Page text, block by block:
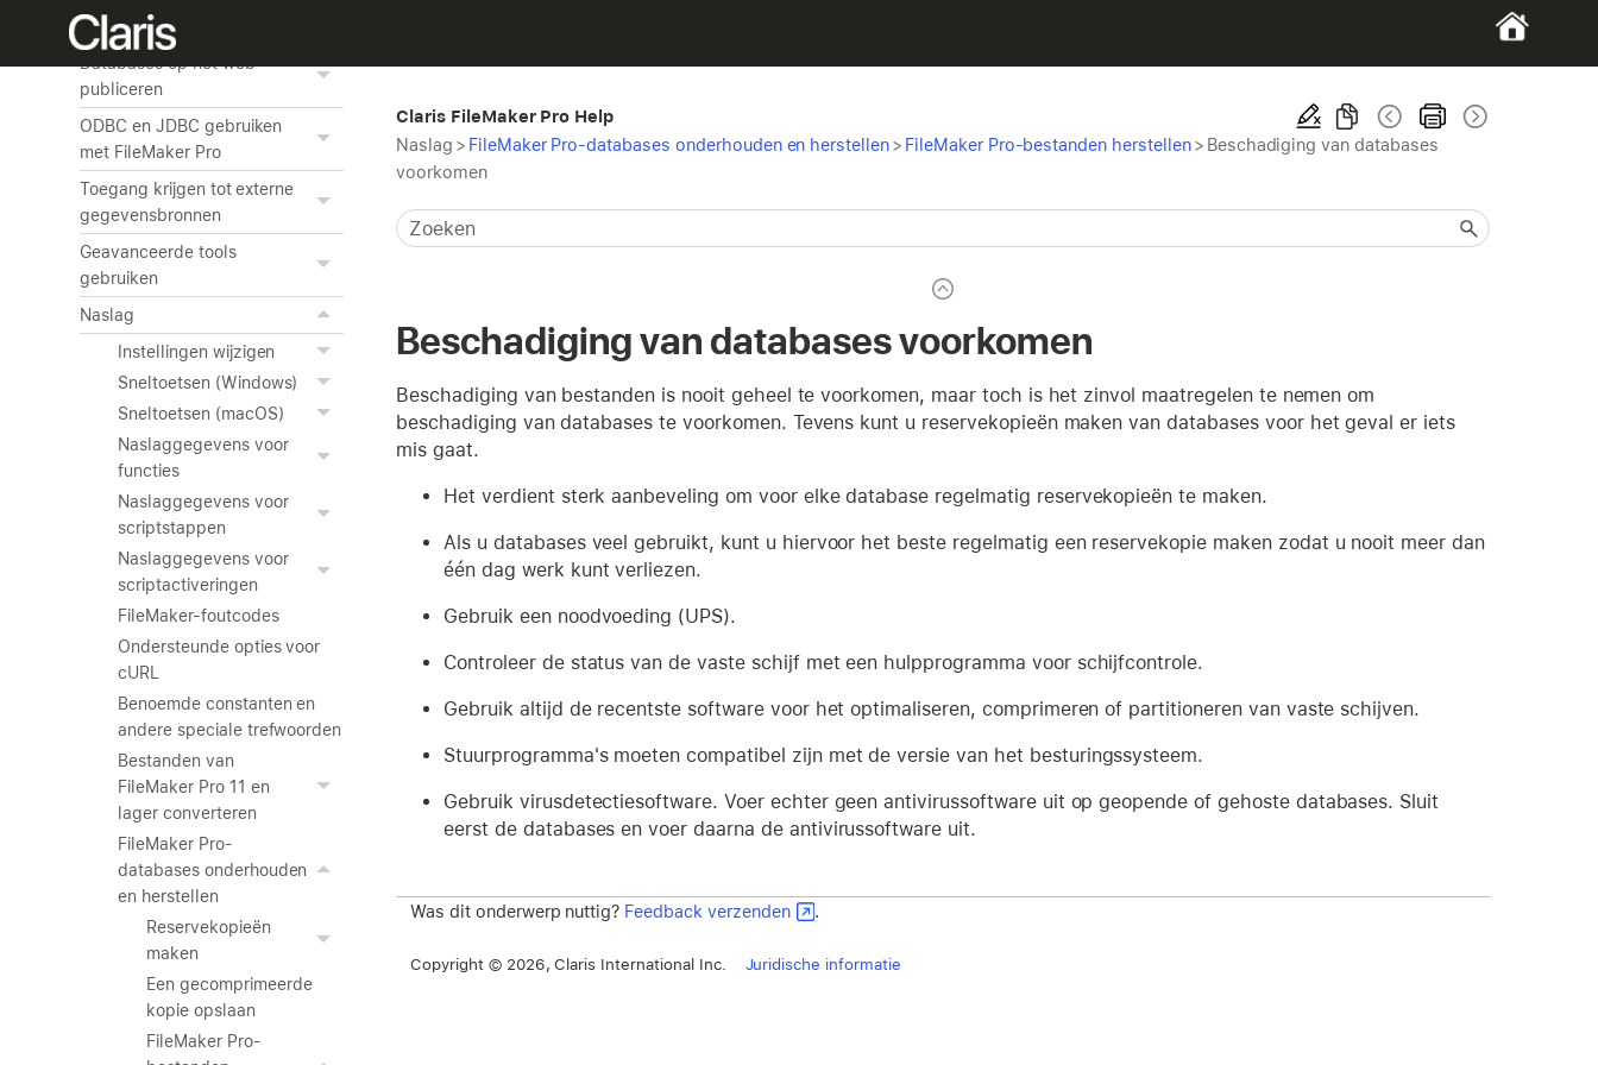
importeren en exporteren
Databases op het web
publiceren
ODBC en JDBC gebruiken
met FileMaker Pro
Toegang krijgen tot externe
gegevensbronnen
Geavanceerde tools
gebruiken
Naslag
Instellingen wijzigen
Sneltoetsen (Windows)
Sneltoetsen (macOS)
Naslaggegevens voor
functies
Naslaggegevens voor
scriptstappen
Naslaggegevens voor
scriptactiveringen
FileMaker-foutcodes
Ondersteunde opties voor
cURL
Benoemde constanten en
andere speciale trefwoorden
Bestanden van
FileMaker Pro 11 en
lager converteren
FileMaker Pro-
databases onderhouden
en herstellen
Reservekopieën
maken
Een gecomprimeerde
kopie opslaan
FileMaker Pro-
Claris FileMaker Pro Help
Naslag > FileMaker Pro-databases onderhouden en herstellen> FileMaker Pro-bestanden herstellen> Beschadiging van databases
voorkomen
Beschadiging van databases voorkomen
Beschadiging van bestanden is nooit geheel te voorkomen, maar toch is het zinvol maatregelen te nemen om
beschadiging van databases te voorkomen. Tevens kunt u reservekopieën maken van databases voor het geval er iets
mis gaat.
Het verdient sterk aanbeveling om voor elke database regelmatig reservekopieën te maken.
Als u databases veel gebruikt, kunt u hiervoor het beste regelmatig een reservekopie maken zodat u nooit meer dan
één dag werk kunt verliezen.
Gebruik een noodvoeding (UPS).
Controleer de status van de vaste schijf met een hulpprogramma voor schijfcontrole.
Gebruik altijd de recentste software voor het optimaliseren, comprimeren of partitioneren van vaste schijven.
Stuurprogramma's moeten compatibel zijn met de versie van het besturingssysteem.
Gebruik virusdetectiesoftware. Voer echter geen antivirussoftware uit op geopende of gehoste databases. Sluit
eerst de databases en voer daarna de antivirussoftware uit.
Was dit onderwerp nuttig? Feedback verzenden .
Copyright © 2026, Claris International Inc. Juridische informatie